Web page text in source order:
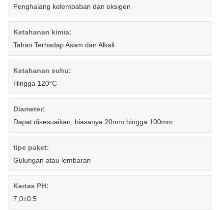
Penghalang kelembaban dan oksigen
Ketahanan kimia:
Tahan Terhadap Asam dan Alkali
Ketahanan suhu:
Hingga 120°C
Diameter:
Dapat disesuaikan, biasanya 20mm hingga 100mm
tipe paket:
Gulungan atau lembaran
Kertas PH:
7,0±0,5